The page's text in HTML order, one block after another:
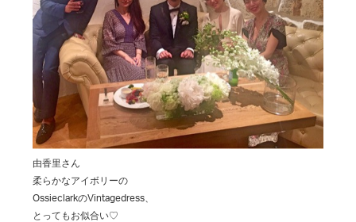
由香里さん
柔らかなアイボリーの
OssieclarkのVintagedress、
とってもお似合い♡